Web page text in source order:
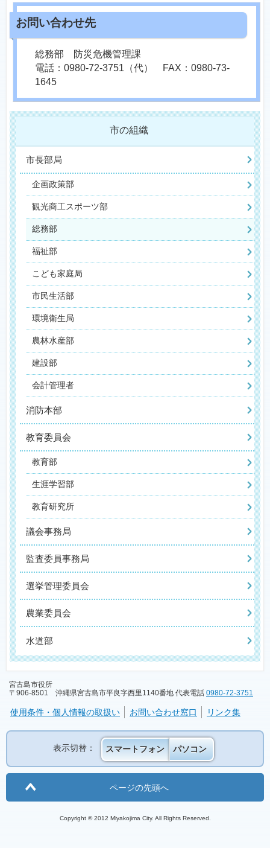
総務部 防災危機管理課
電話：0980-72-3751（代） FAX：0980-73-
1645
市の組織
市長部局
企画政策部
観光商工スポーツ部
総務部
福祉部
こども家庭局
市民生活部
環境衛生局
農林水産部
建設部
会計管理者
消防本部
教育委員会
教育部
生涯学習部
教育研究所
議会事務局
監査委員事務局
選挙管理委員会
農業委員会
水道部
宮古島市役所
〒906-8501 沖縄県宮古島市平良字西里1140番地 代表電話 0980-72-3751
使用条件・個人情報の取扱い お問い合わせ窓口 リンク集
表示切替： スマートフォン パソコン
ページの先頭へ
Copyright © 2012 Miyakojima City. All Rights Reserved.